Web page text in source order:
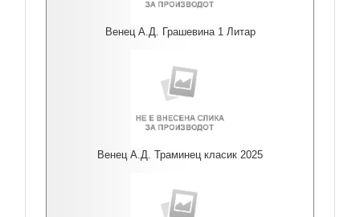
Венец А.Д. Грашевина 1 Литар
Венец А.Д. Траминец класик 2025